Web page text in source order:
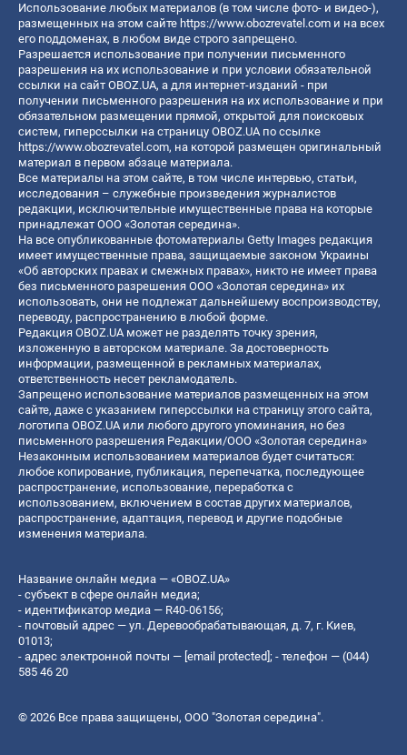
Использование любых материалов (в том числе фото- и видео-),
размещенных на этом сайте https://www.obozrevatel.com и на всех
его поддоменах, в любом виде строго запрещено.
Разрешается использование при получении письменного
разрешения на их использование и при условии обязательной
ссылки на сайт OBOZ.UA, а для интернет-изданий - при
получении письменного разрешения на их использование и при
обязательном размещении прямой, открытой для поисковых
систем, гиперссылки на страницу OBOZ.UA по ссылке
https://www.obozrevatel.com, на которой размещен оригинальный
материал в первом абзаце материала.
Все материалы на этом сайте, в том числе интервью, статьи,
исследования – служебные произведения журналистов
редакции, исключительные имущественные права на которые
принадлежат ООО «Золотая середина».
На все опубликованные фотоматериалы Getty Images редакция
имеет имущественные права, защищаемые законом Украины
«Об авторских правах и смежных правах», никто не имеет права
без письменного разрешения ООО «Золотая середина» их
использовать, они не подлежат дальнейшему воспроизводству,
переводу, распространению в любой форме.
Редакция OBOZ.UA может не разделять точку зрения,
изложенную в авторском материале. За достоверность
информации, размещенной в рекламных материалах,
ответственность несет рекламодатель.
Запрещено использование материалов размещенных на этом
сайте, даже с указанием гиперссылки на страницу этого сайта,
логотипа OBOZ.UA или любого другого упоминания, но без
письменного разрешения Редакции/ООО «Золотая середина»
Незаконным использованием материалов будет считаться:
любое копирование, публикация, перепечатка, последующее
распространение, использование, переработка с
использованием, включением в состав других материалов,
распространение, адаптация, перевод и другие подобные
изменения материала.
Название онлайн медиа — «OBOZ.UA»
- субъект в сфере онлайн медиа;
- идентификатор медиа — R40-06156;
- почтовый адрес — ул. Деревообрабатывающая, д. 7, г. Киев,
01013;
- адрес электронной почты — [email protected] ; - телефон — (044)
585 46 20
© 2026 Все права защищены, ООО "Золотая середина".